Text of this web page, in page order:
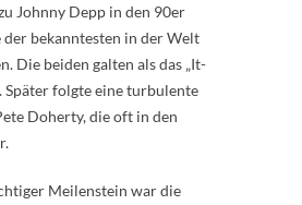
Johnny Depp in den 90er
der bekanntesten in der Welt
Die beiden galten als das „It-
Später folgte eine turbulente
Doherty, die oft in den
Meilenstein war die